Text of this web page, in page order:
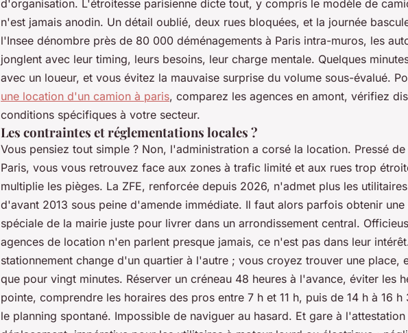
d'organisation. L'étroitesse parisienne dicte tout, y compris le modèle de
n'est jamais anodin. Un détail oublié, deux rues bloquées, et la journée
l'Insee dénombre près de 80 000 déménagements à Paris intra-muros, les
jonglent avec leur timing, leurs besoins, leur charge mentale. Quelques
avec un loueur, et vous évitez la mauvaise surprise du volume sous-évalué.
une location d'un camion à paris, comparez les agences en amont, vérifiez
conditions spécifiques à votre secteur.
Les contraintes et réglementations locales ?
Vous pensiez tout simple ? Non, l'administration a corsé la location. Pressé
Paris, vous vous retrouvez face aux zones à trafic limité et aux rues trop
multiplie les pièges. La ZFE, renforcée depuis 2026, n'admet plus les
d'avant 2013 sous peine d'amende immédiate. Il faut alors parfois obtenir une
spéciale de la mairie juste pour livrer dans un arrondissement central.
agences de location n'en parlent presque jamais, ce n'est pas dans leur
stationnement change d'un quartier à l'autre ; vous croyez trouver une place,
que pour vingt minutes. Réserver un créneau 48 heures à l'avance, éviter les
pointe, comprendre les horaires des pros entre 7 h et 11 h, puis de 14 h à 16
le planning spontané. Impossible de naviguer au hasard. Et gare à l'attestation